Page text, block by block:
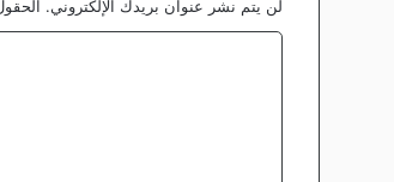
لن يتم نشر عنوان بريدك الإلكتروني.